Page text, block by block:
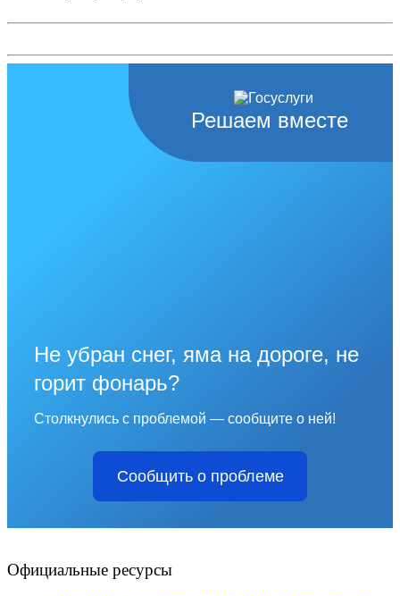
Решаем вместе
Не убран снег, яма на дороге, не
горит фонарь?
Столкнулись с проблемой — сообщите о ней!
Сообщить о проблеме
Официальные ресурсы